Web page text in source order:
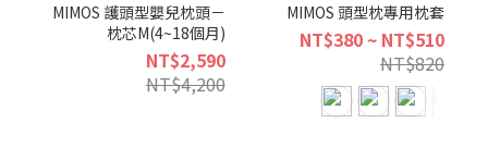
MIMOS 護頭型嬰兒枕頭－
枕芯M(4~18個月)
NT$2,590
NT$4,200
MIMOS 頭型枕專用枕套
NT$380 ~ NT$510
NT$820